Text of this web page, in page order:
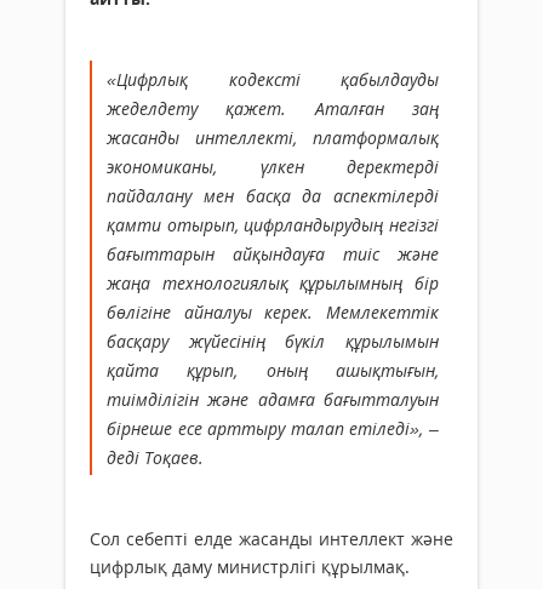
«Цифрлық кодексті қабылдауды
жеделдету қажет. Аталған заң
жасанды интеллекті, платформалық
экономиканы, үлкен деректерді
пайдалану мен басқа да аспектілерді
қамти отырып, цифрландырудың негізгі
бағыттарын айқындауға тиіс және
жаңа технологиялық құрылымның бір
бөлігіне айналуы керек. Мемлекеттік
басқару жүйесінің бүкіл құрылымын
қайта құрып, оның ашықтығын,
тиімділігін және адамға бағытталуын
бірнеше есе арттыру талап етіледі», –
деді Тоқаев.
Сол себепті елде жасанды интеллект және
цифрлық даму министрлігі құрылмақ.